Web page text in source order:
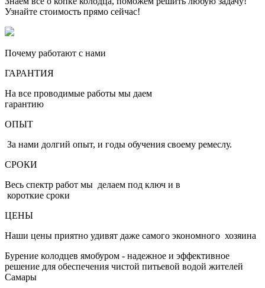
Узнайте стоимость прямо сейчас!
Почему работают с нами
ГАРАНТИЯ
На все проводимые работы мы даем
гарантию
ОПЫТ
За нами долгий опыт, и годы обучения своему ремеслу.
СРОКИ
Весь спектр работ мы делаем под ключ и в
короткие сроки
ЦЕНЫ
Наши цены приятно удивят даже самого экономного хозяина
Бурение колодцев ямобуром - надежное и эффективное
решение для обеспечения чистой питьевой водой жителей
Самары